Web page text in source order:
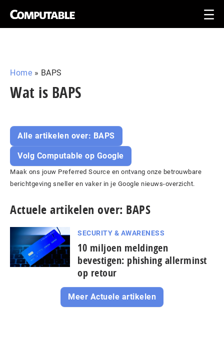
Home » BAPS
Wat is BAPS
Alle artikelen over: BAPS
Volg Computable op Google
Maak ons jouw Preferred Source en ontvang onze betrouwbare
berichtgeving sneller en vaker in je Google nieuws-overzicht.
Actuele artikelen over: BAPS
SECURITY & AWARENESS
10 miljoen meldingen
bevestigen: phishing allerminst
op retour
Meer Actuele artikelen